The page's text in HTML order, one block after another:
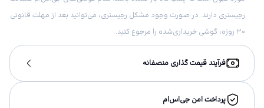
رجیستری دارند. در صورت وجود مشکل رجیستری، می‌توانید بعد از مهلت قانونی
۳۰ روزه، گوشی خریداری‌شده را مرجوع کنید.
فرآیند قیمت گذاری منصفانه
پرداخت امن جی‌اس‌ام